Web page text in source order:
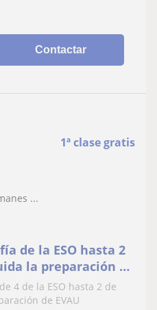
Contactar
1ª clase gratis
...
de la ESO hasta 2
la preparación de
4 de la ESO hasta 2 de
de EVAU